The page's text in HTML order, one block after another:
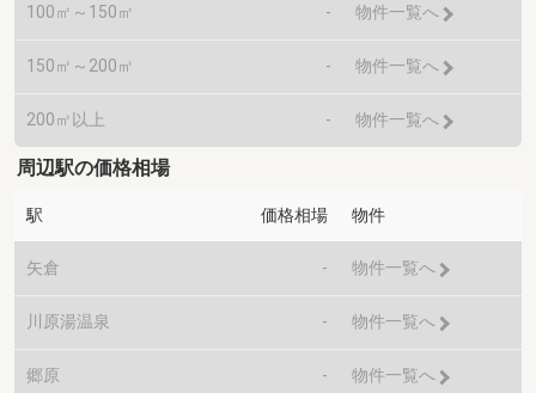
100㎡～150㎡ - 物件一覧へ
150㎡～200㎡ - 物件一覧へ
200㎡以上 - 物件一覧へ
周辺駅の価格相場
駅 価格相場 物件
矢倉 - 物件一覧へ
川原湯温泉 - 物件一覧へ
郷原 - 物件一覧へ